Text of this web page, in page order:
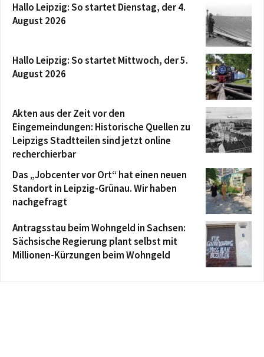
Hallo Leipzig: So startet Dienstag, der 4.
August 2026
Hallo Leipzig: So startet Mittwoch, der 5.
August 2026
Akten aus der Zeit vor den
Eingemeindungen: Historische Quellen zu
Leipzigs Stadtteilen sind jetzt online
recherchierbar
Das „Jobcenter vor Ort“ hat einen neuen
Standort in Leipzig-Grünau. Wir haben
nachgefragt
Antragsstau beim Wohngeld in Sachsen:
Sächsische Regierung plant selbst mit
Millionen-Kürzungen beim Wohngeld